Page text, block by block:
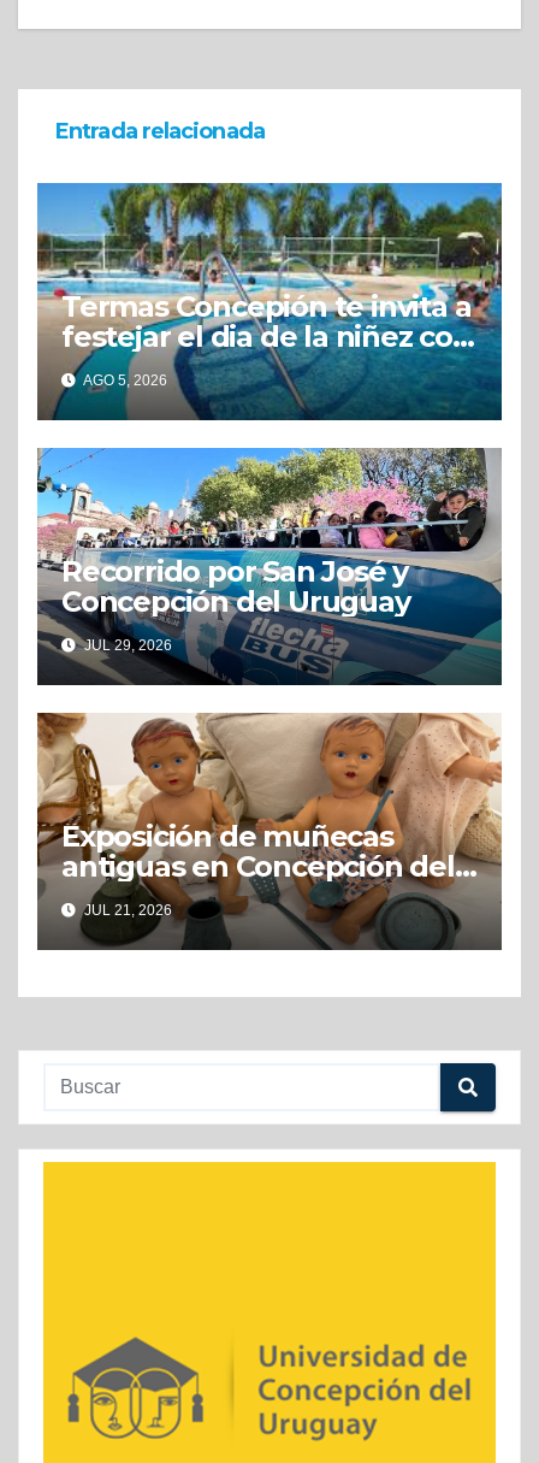
Entrada relacionada
Termas Concepión te invita a
festejar el dia de la niñez con
grandes beneficios
AGO 5, 2026
Recorrido por San José y
Concepción del Uruguay
JUL 29, 2026
Exposición de muñecas
antiguas en Concepción del
Uruguay
JUL 21, 2026